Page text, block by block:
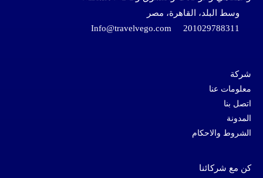
وسط البلد، القاهرة، مصر
201029788311
Info@travelvego.com
شركة
معلومات عنا
اتصل بنا
المدونة
الشروط والاحكام
كن مع شركائنا